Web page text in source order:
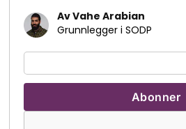
Av Vahe Arabian
Grunnlegger i SODP